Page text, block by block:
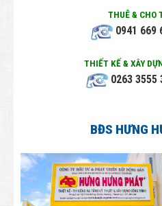
THUÊ & CHO
0941 669
THIẾT KẾ & XÂY
0263 3555
BĐS HƯNG